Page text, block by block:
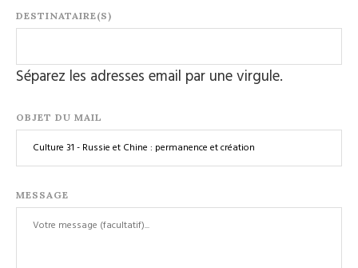
DESTINATAIRE(S)
Séparez les adresses email par une virgule.
OBJET DU MAIL
MESSAGE